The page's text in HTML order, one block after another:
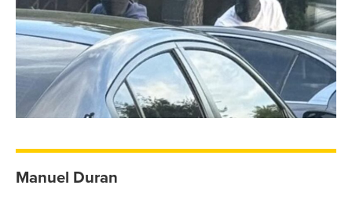
Manuel Duran